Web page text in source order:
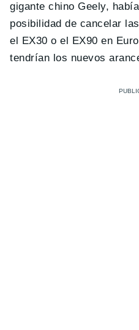
gigante chino Geely,
posibilidad de cancelar
el EX30 o el EX90 en
tendrían los nuevos